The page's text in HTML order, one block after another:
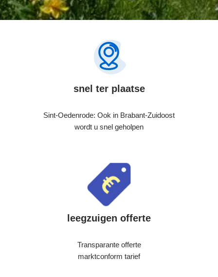
snel ter plaatse
Sint-Oedenrode: Ook in Brabant-Zuidoost
wordt u snel geholpen
leegzuigen offerte
Transparante offerte
marktconform tarief